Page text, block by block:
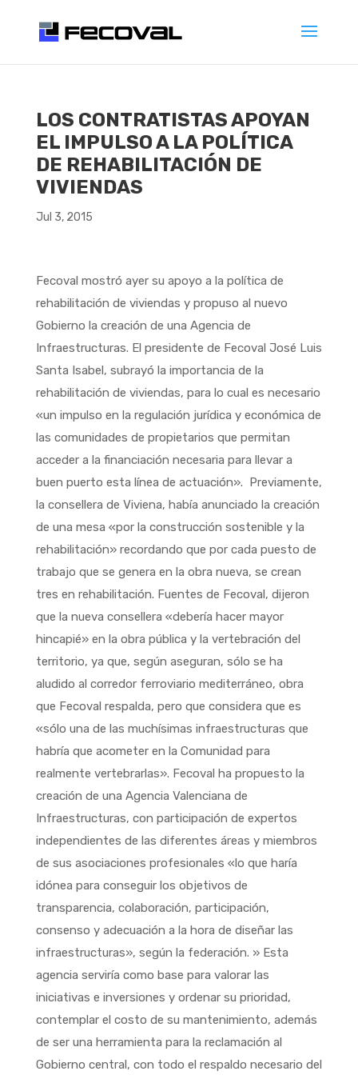
LOS CONTRATISTAS APOYAN
EL IMPULSO A LA POLÍTICA
DE REHABILITACIÓN DE
VIVIENDAS
Jul 3, 2015
Fecoval mostró ayer su apoyo a la política de
rehabilitación de viviendas y propuso al nuevo
Gobierno la creación de una Agencia de
Infraestructuras. El presidente de Fecoval José Luis
Santa Isabel, subrayó la importancia de la
rehabilitación de viviendas, para lo cual es necesario
«un impulso en la regulación jurídica y económica de
las comunidades de propietarios que permitan
acceder a la financiación necesaria para llevar a
buen puerto esta línea de actuación». Previamente,
la consellera de Viviena, había anunciado la creación
de una mesa «por la construcción sostenible y la
rehabilitación» recordando que por cada puesto de
trabajo que se genera en la obra nueva, se crean
tres en rehabilitación. Fuentes de Fecoval, dijeron
que la nueva consellera «debería hacer mayor
hincapié» en la obra pública y la vertebración del
territorio, ya que, según aseguran, sólo se ha
aludido al corredor ferroviario mediterráneo, obra
que Fecoval respalda, pero que considera que es
«sólo una de las muchísimas infraestructuras que
habría que acometer en la Comunidad para
realmente vertebrarlas». Fecoval ha propuesto la
creación de una Agencia Valenciana de
Infraestructuras, con participación de expertos
independientes de las diferentes áreas y miembros
de sus asociaciones profesionales «lo que haría
idónea para conseguir los objetivos de
transparencia, colaboración, participación,
consenso y adecuación a la hora de diseñar las
infraestructuras», según la federación. » Esta
agencia serviría como base para valorar las
iniciativas e inversiones y ordenar su prioridad,
contemplar el costo de su mantenimiento, además
de ser una herramienta para la reclamación al
Gobierno central, con todo el respaldo necesario del